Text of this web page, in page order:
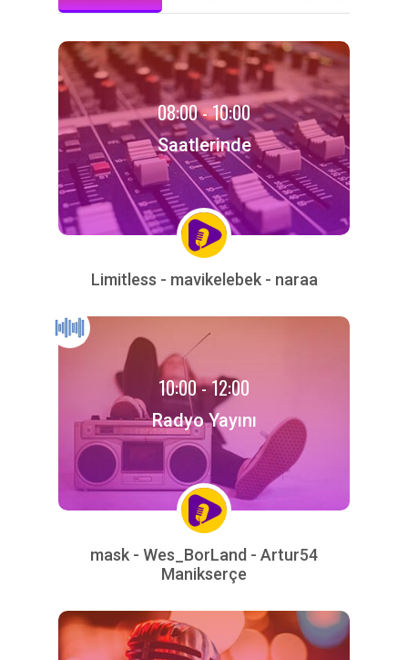
08:00 - 10:00
Saatlerinde
Limitless - mavikelebek - naraa
10:00 - 12:00
Radyo Yayını
mask - Wes_BorLand - Artur54
Manikserçe